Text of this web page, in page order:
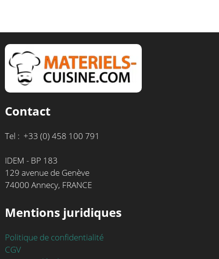
Contact
Tel : +33 (0) 458 100 791
IDEM - BP 183
129 avenue de Genève
74000 Annecy, FRANCE
Mentions juridiques
Politique de confidentialité
CGV